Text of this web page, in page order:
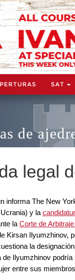
SAT
de
legal
informa The New
y la
la Corte de
Kirsan Ilyumzhinov,
la
de Ilyumzhinov
entre sus